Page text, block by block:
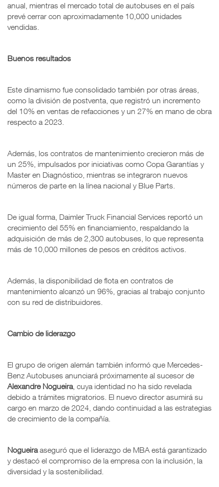
anual, mientras el mercado total de autobuses en el país
prevé cerrar con aproximadamente 10,000 unidades
vendidas.
Buenos resultados
Este dinamismo fue consolidado también por otras áreas,
como la división de postventa, que registró un incremento
del 10% en ventas de refacciones y un 27% en mano de obra
respecto a 2023.
Además, los contratos de mantenimiento crecieron más de
un 25%, impulsados por iniciativas como Copa Garantías y
Master en Diagnóstico, mientras se integraron nuevos
números de parte en la línea nacional y Blue Parts.
De igual forma, Daimler Truck Financial Services reportó un
crecimiento del 55% en financiamiento, respaldando la
adquisición de más de 2,300 autobuses, lo que representa
más de 10,000 millones de pesos en créditos activos.
Además, la disponibilidad de flota en contratos de
mantenimiento alcanzó un 96%, gracias al trabajo conjunto
con su red de distribuidores.
Cambio de liderazgo
El grupo de origen alemán también informó que Mercedes-
Benz Autobuses anunciará próximamente al sucesor de
Alexandre Nogueira, cuya identidad no ha sido revelada
debido a trámites migratorios. El nuevo director asumirá su
cargo en marzo de 2024, dando continuidad a las estrategias
de crecimiento de la compañía.
Nogueiraaseguró que el liderazgo de MBA está garantizado
y destacó el compromiso de la empresa con la inclusión, la
diversidad y la sostenibilidad.